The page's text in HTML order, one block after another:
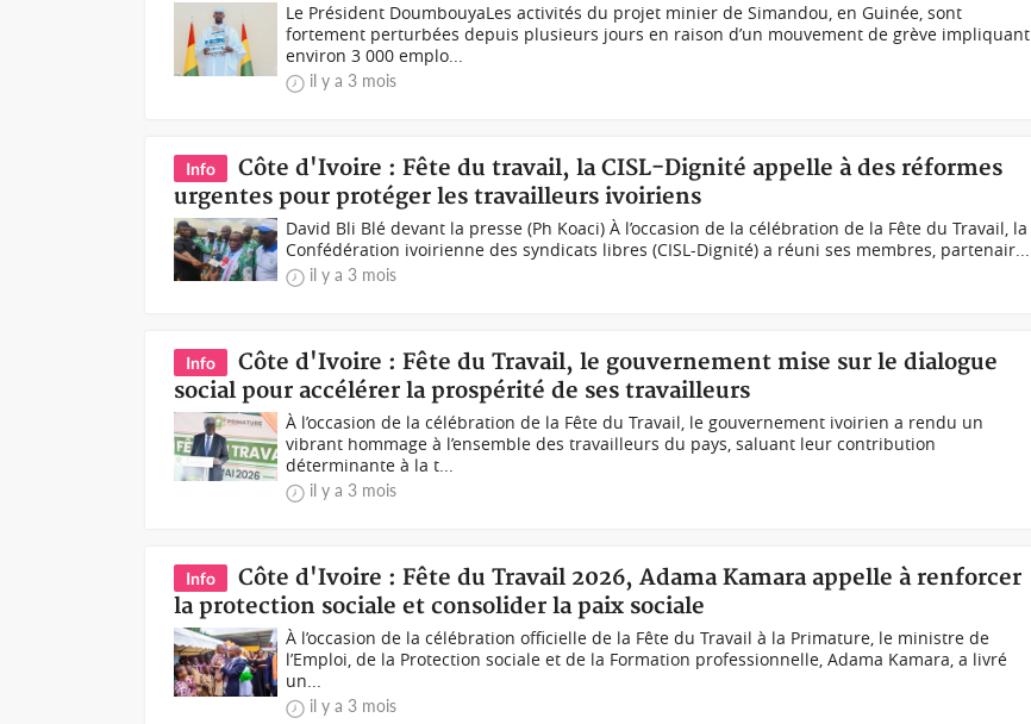
Le Président DoumbouyaLes activités du projet minier de Simandou, en Guinée, sont
fortement perturbées depuis plusieurs jours en raison d’un mouvement de grève impliquant
environ 3 000 emplo...
il y a 3 mois
Info
Côte d'Ivoire : Fête du travail, la CISL-Dignité appelle à des réformes
urgentes pour protéger les travailleurs ivoiriens
David Bli Blé devant la presse (Ph Koaci) À l’occasion de la célébration de la Fête du Travail, la
Confédération ivoirienne des syndicats libres (CISL-Dignité) a réuni ses membres, partenair...
il y a 3 mois
Info
Côte d'Ivoire : Fête du Travail, le gouvernement mise sur le dialogue
social pour accélérer la prospérité de ses travailleurs
À l’occasion de la célébration de la Fête du Travail, le gouvernement ivoirien a rendu un
vibrant hommage à l’ensemble des travailleurs du pays, saluant leur contribution
déterminante à la t...
il y a 3 mois
Info
Côte d'Ivoire : Fête du Travail 2026, Adama Kamara appelle à renforcer
la protection sociale et consolider la paix sociale
À l’occasion de la célébration officielle de la Fête du Travail à la Primature, le ministre de
l’Emploi, de la Protection sociale et de la Formation professionnelle, Adama Kamara, a livré
un...
il y a 3 mois